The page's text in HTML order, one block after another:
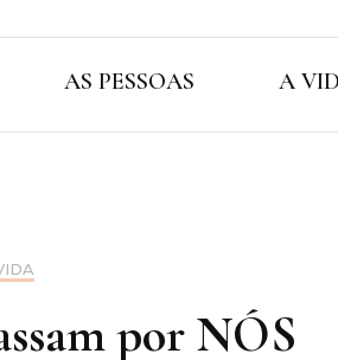
AS PESSOAS A
por NÓS